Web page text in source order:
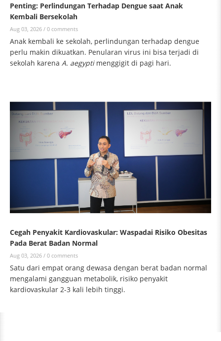
Penting: Perlindungan Terhadap Dengue saat Anak
Kembali Bersekolah
Aug 03, 2026 / 0 comments
Anak kembali ke sekolah, perlindungan terhadap dengue
perlu makin dikuatkan. Penularan virus ini bisa terjadi di
sekolah karena A. aegyptimenggigit di pagi hari.
Cegah Penyakit Kardiovaskular: Waspadai Risiko Obesitas
Pada Berat Badan Normal
Aug 03, 2026 / 0 comments
Satu dari empat orang dewasa dengan berat badan normal
mengalami gangguan metabolik, risiko penyakit
kardiovaskular 2-3 kali lebih tinggi.